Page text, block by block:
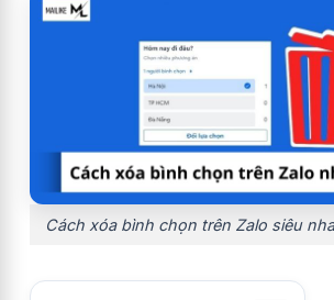
Cách xóa bình chọn trên Zalo siêu